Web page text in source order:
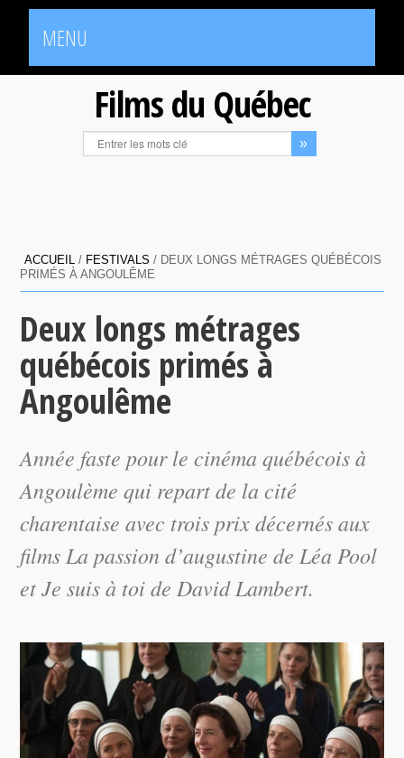
MENU
Films du Québec
ACCUEIL / FESTIVALS / DEUX LONGS MÉTRAGES QUÉBÉCOIS
PRIMÉS À ANGOULÊME
Deux longs métrages
québécois primés à
Angoulême
Année faste pour le cinéma québécois à
Angoulème qui repart de la cité
charentaise avec trois prix décernés aux
films La passion d’augustine de Léa Pool
etJe suis à toide David Lambert.